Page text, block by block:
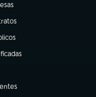
nova aba)